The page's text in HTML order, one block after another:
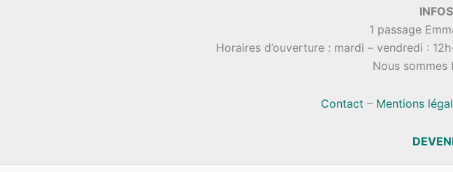
1 passage
Horaires d’ouverture : mardi – vendredi :
Nous sommes
Contact – Mentions